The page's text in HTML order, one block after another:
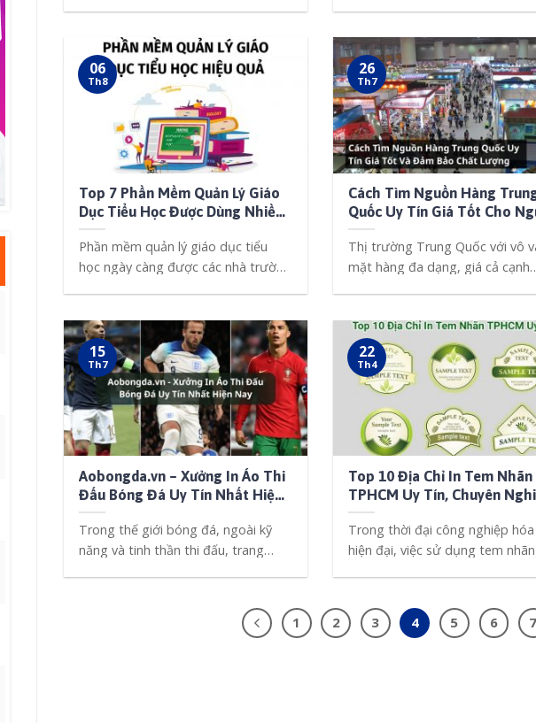
Top 7 Phần Mềm Quản Lý Giáo
Dục Tiểu Học Được Dùng Nhiều
Nhất Hiện Nay
Phần mềm quản lý giáo dục tiểu
học ngày càng được các nhà trường
06
Th8
Cách Tìm Nguồn Hàng
Quốc Uy Tín Giá Tốt Cho
Mới Kinh Doanh
Thị trường Trung Quốc với vô
mặt hàng đa dạng, giá cả cạnh
26
Th7
Aobongda.vn – Xưởng In Áo Thi
Đấu Bóng Đá Uy Tín Nhất Hiện
Nay
Trong thế giới bóng đá, ngoài kỹ
năng và tinh thần thi đấu, trang
15
Th7
Top 10 Địa Chỉ In Tem Nhãn
TPHCM Uy Tín, Chuyên
Và Giá Rẻ Nhất Hiện Nay
Trong thời đại công nghiệp hóa
hiện đại, việc sử dụng tem
22
Th4
1 2 3 4 5 6 7